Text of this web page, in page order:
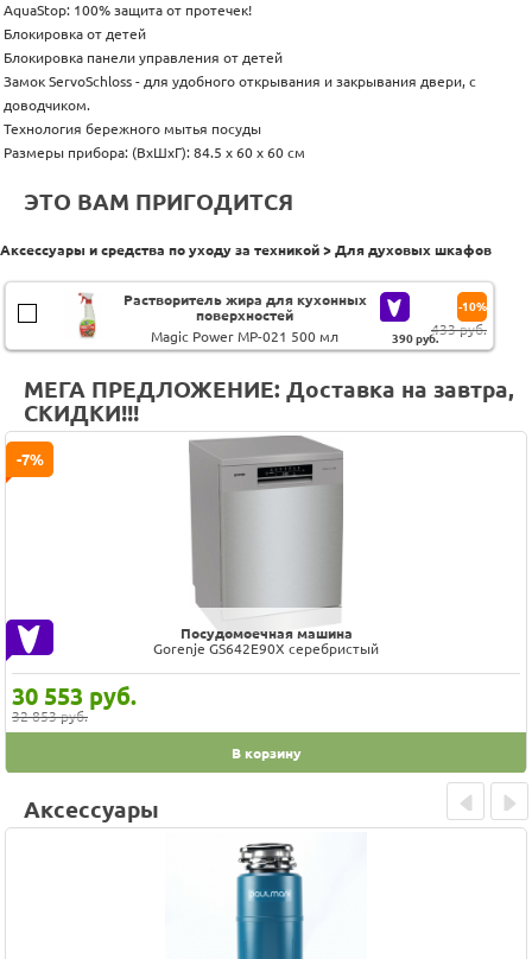
AquaStop: 100% защита от протечек!
Блокировка от детей
Блокировка панели управления от детей
Замок ServoSchloss - для удобного открывания и закрывания двери, с
доводчиком.
Технология бережного мытья посуды
Размеры прибора: (ВxШxГ): 84.5 x 60 x 60 см
ЭТО ВАМ ПРИГОДИТСЯ
Аксессуары и средства по уходу за техникой > Для духовых шкафов
Растворитель жира для кухонных
поверхностей
Magic Power MP-021 500 мл
390руб.
433 руб.
-10%
МЕГА ПРЕДЛОЖЕНИЕ: Доставка на завтра,
СКИДКИ!!!
Посудомоечная машина
Gorenje GS642E90X серебристый
30 553 руб.
32 853 руб.
-7%
В корзину
Аксессуары
Prev Next